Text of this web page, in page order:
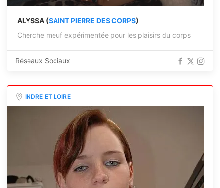
ALYSSA (SAINT PIERRE DES CORPS)
Cherche meuf expérimentée pour les plaisirs du corps
Réseaux Sociaux
INDRE ET LOIRE